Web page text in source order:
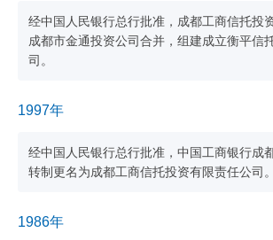
经中国人民银行总行批准，成都工商信托投
成都市金通投资公司合并，组建成立衡平信
司。
1997年
经中国人民银行总行批准，中国工商银行成
转制更名为成都工商信托投资有限责任公司。
1986年